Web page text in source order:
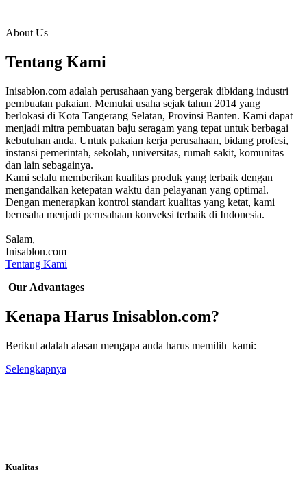
About Us
Tentang Kami
Inisablon.com adalah perusahaan yang bergerak dibidang industri
pembuatan pakaian. Memulai usaha sejak tahun 2014 yang
berlokasi di Kota Tangerang Selatan, Provinsi Banten. Kami dapat
menjadi mitra pembuatan baju seragam yang tepat untuk berbagai
kebutuhan anda. Untuk pakaian kerja perusahaan, bidang profesi,
instansi pemerintah, sekolah, universitas, rumah sakit, komunitas
dan lain sebagainya.
Kami selalu memberikan kualitas produk yang terbaik dengan
mengandalkan ketepatan waktu dan pelayanan yang optimal.
Dengan menerapkan kontrol standart kualitas yang ketat, kami
berusaha menjadi perusahaan konveksi terbaik di Indonesia.
Salam,
Inisablon.com
Tentang Kami
Our Advantages
Kenapa Harus Inisablon.com?
Berikut adalah alasan mengapa anda harus memilih kami:
Selengkapnya
Kualitas